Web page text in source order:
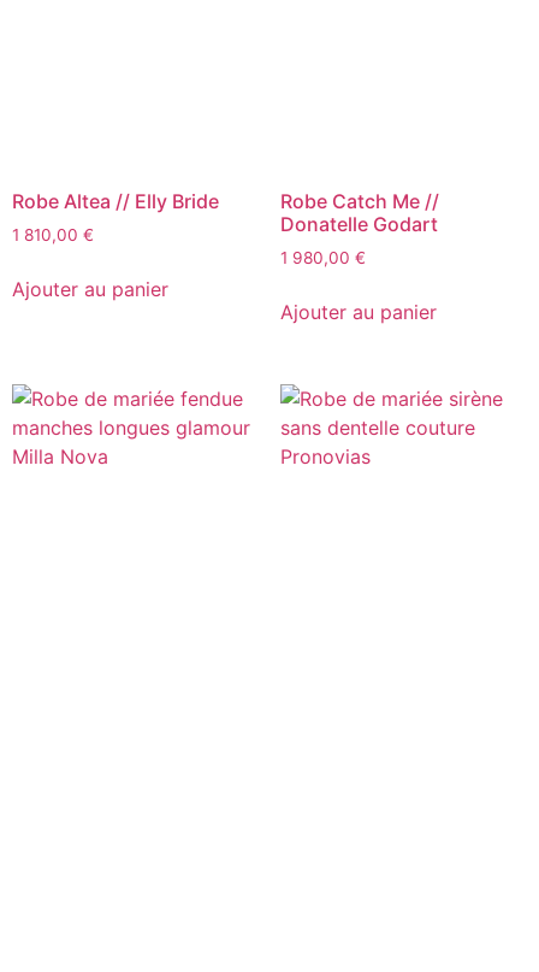
Robe Altea // Elly Bride
1 810,00 €
Ajouter au panier
Robe Catch Me //
Donatelle Godart
1 980,00 €
Ajouter au panier